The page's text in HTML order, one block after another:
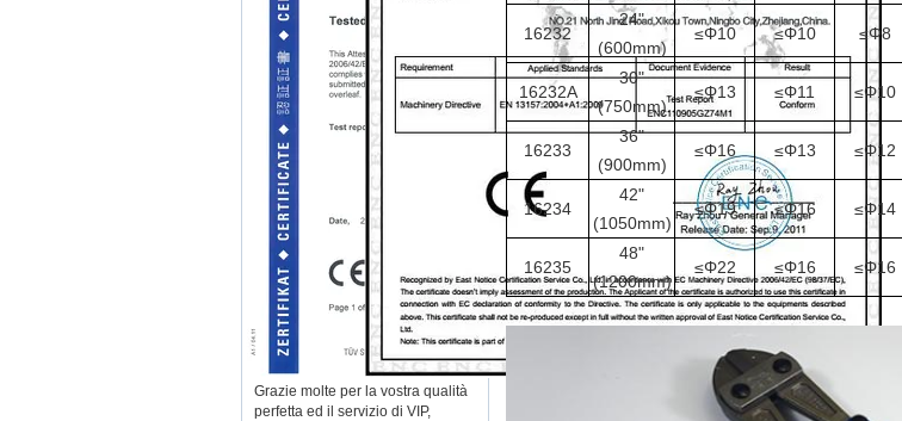
Grazie molte per la vostra qualità
perfetta ed il servizio di VIP,
16232
24"
(600mm)
≤Φ10 ≤Φ10 ≤Φ8
16232A
30"
(750mm)
≤Φ13 ≤Φ11 ≤Φ10
16233
36"
(900mm)
≤Φ16 ≤Φ13 ≤Φ12
16234
42"
(1050mm)
≤Φ19 ≤Φ16 ≤Φ14
16235
48"
(1200mm)
≤Φ22 ≤Φ16 ≤Φ16